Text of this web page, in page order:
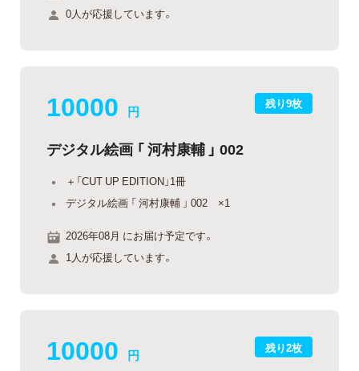
0人が応援しています。
残り9枚
10000 円
デジタル絵画 「 河村康輔 」 002
＋「CUT UP EDITION」1冊
デジタル絵画 「 河村康輔 」 002 ×1
2026年08月 にお届け予定です。
1人が応援しています。
残り2枚
10000 円